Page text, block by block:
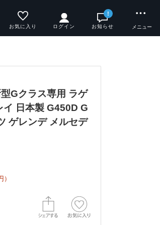
お気に入り ログイン
!
お知らせ メニュー
Gクラス専用 ラゲ
イ 日本製 G450D G
ゲレンデ メルセデ
）